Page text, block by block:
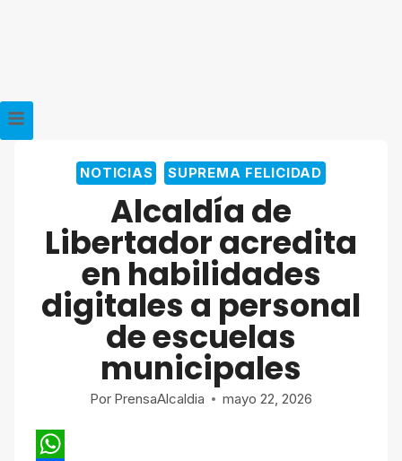
NOTICIAS SUPREMA FELICIDAD
Alcaldía de
Libertador acredita
en habilidades
digitales a personal
de escuelas
municipales
Por PrensaAlcaldia mayo 22, 2026